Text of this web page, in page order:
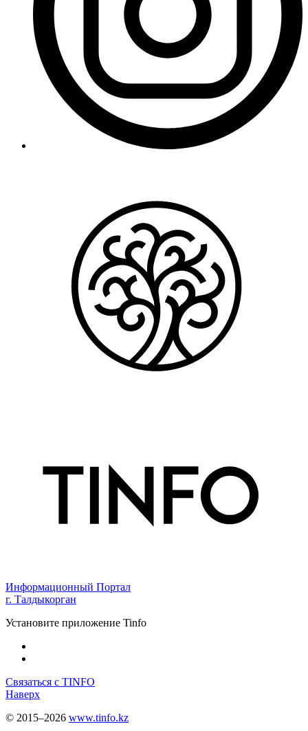
Информационный Портал
г. Талдыкорган
Установите приложение Tinfo
Связаться с TINFO
Наверх
© 2015–2026 www.tinfo.kz